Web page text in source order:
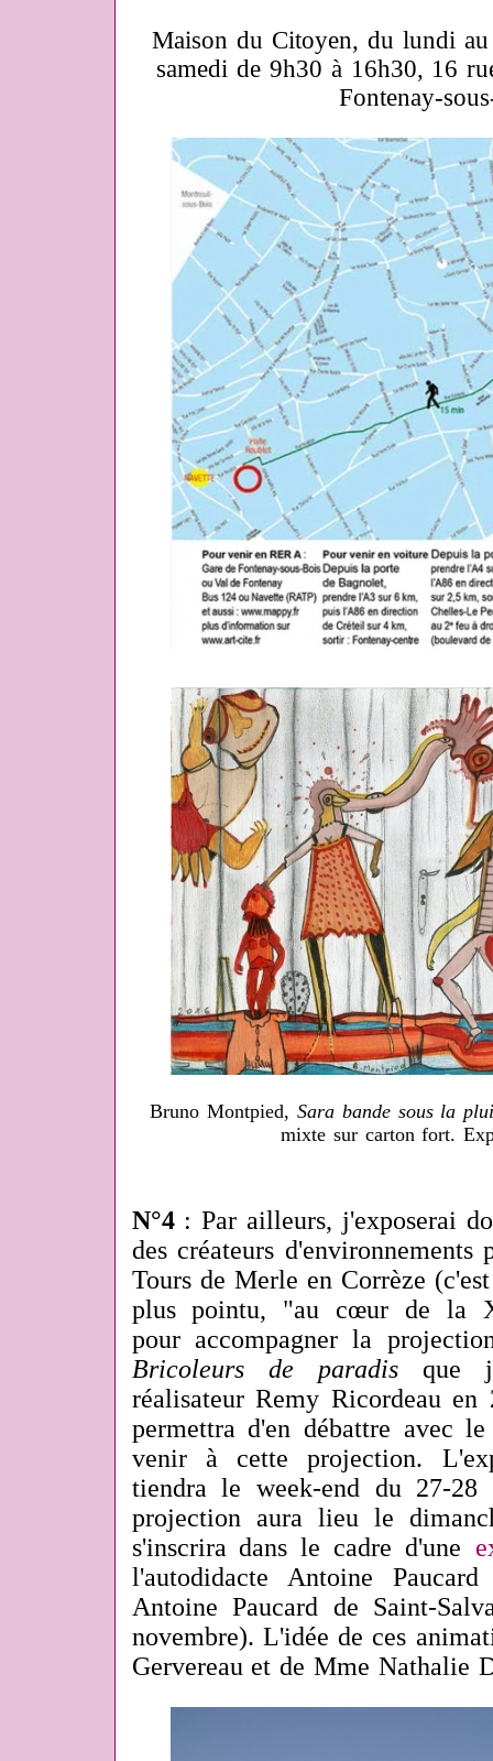
Maison du Citoyen, du lundi
samedi de 9h30 à 16h30, 16
Fontenay-
Bruno Montpied, Sara bande sous la
mixte sur carton fort.
N°4: Par ailleurs, j'exposerai
des créateurs d'environnements
Tours de Merle en Corrèze
plus pointu, "au cœur de la
pour accompagner la
Bricoleurs de paradisque
réalisateur Remy Ricordeau
permettra d'en débattre avec
venir à cette projection.
tiendra le week-end du 27-
projection aura lieu le
s'inscrira dans le cadre d'une
l'autodidacte Antoine
Antoine Paucard de Saint-
novembre). L'idée de ces
Gervereau et de Mme Nathalie